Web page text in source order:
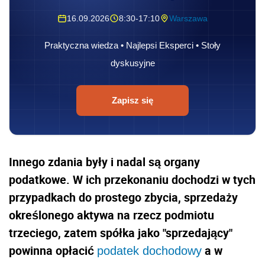
16.09.2026 8:30-17:10 Warszawa
Praktyczna wiedza • Najlepsi Eksperci • Stoły
dyskusyjne
Zapisz się
Innego zdania były i nadal są organy
podatkowe. W ich przekonaniu dochodzi w tych
przypadkach do prostego zbycia, sprzedaży
określonego aktywa na rzecz podmiotu
trzeciego, zatem spółka jako "sprzedający"
powinna opłacić podatek dochodowy a w